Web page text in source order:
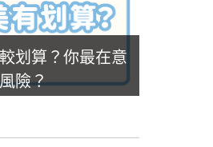
划算？你最在意
險？